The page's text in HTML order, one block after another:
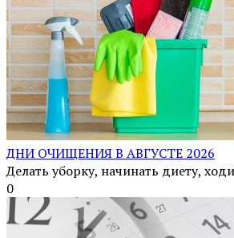
ДНИ ОЧИЩЕНИЯ В АВГУСТЕ 2026
Делать уборку, начинать диету,
0